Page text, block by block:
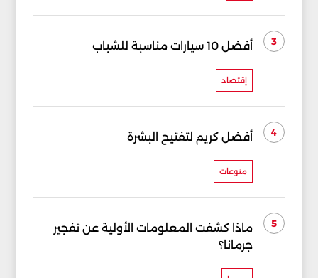
3 أفضل 10 سيارات مناسبة للشباب
إقتصاد
4 أفضل كريم لتفتيح البشرة
منوعات
5
ماذا كشفت المعلومات الأولية عن تفجير
جرمانا؟